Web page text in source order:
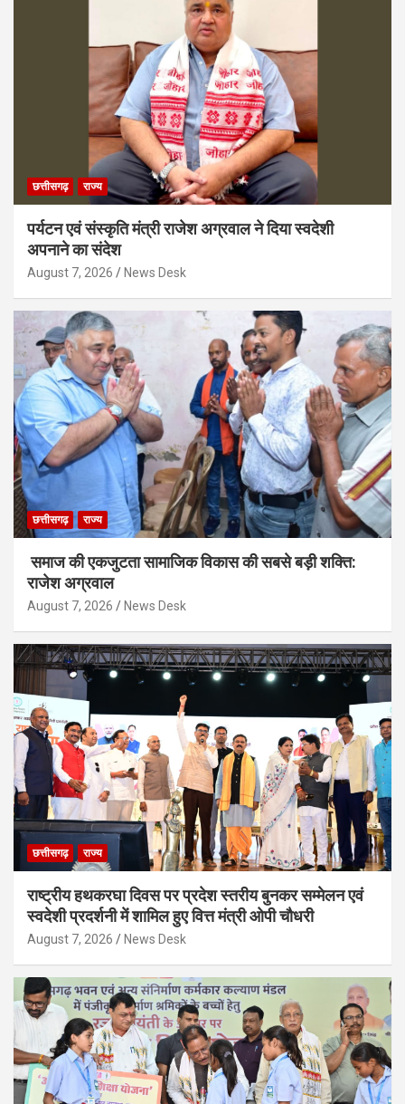
छत्तीसगढ़ राज्य
पर्यटन एवं संस्कृति मंत्री राजेश अग्रवाल ने दिया स्वदेशी
अपनाने का संदेश
August 7, 2026 News Desk
छत्तीसगढ़ राज्य
समाज की एकजुटता सामाजिक विकास की सबसे बड़ी शक्ति:
राजेश अग्रवाल
August 7, 2026 News Desk
छत्तीसगढ़ राज्य
राष्ट्रीय हथकरघा दिवस पर प्रदेश स्तरीय बुनकर सम्मेलन एवं
स्वदेशी प्रदर्शनी में शामिल हुए वित्त मंत्री ओपी चौधरी
August 7, 2026 News Desk